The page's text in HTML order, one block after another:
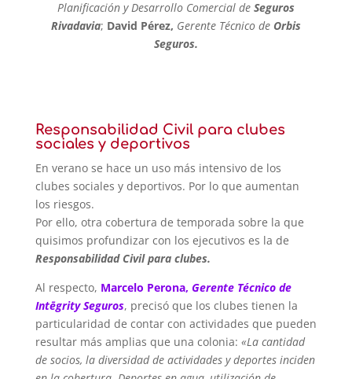
Planificación y Desarrollo Comercial de Seguros
Rivadavia; David Pérez, Gerente Técnico de Orbis
Seguros.
Responsabilidad Civil para clubes
sociales y deportivos
En verano se hace un uso más intensivo de los
clubes sociales y deportivos. Por lo que aumentan
los riesgos.
Por ello, otra cobertura de temporada sobre la que
quisimos profundizar con los ejecutivos es la de
Responsabilidad Civil para clubes.
Al respecto, Marcelo Perona, Gerente Técnico de
Intēgrity Seguros, precisó que los clubes tienen la
particularidad de contar con actividades que pueden
resultar más amplias que una colonia: «La cantidad
de socios, la diversidad de actividades y deportes inciden